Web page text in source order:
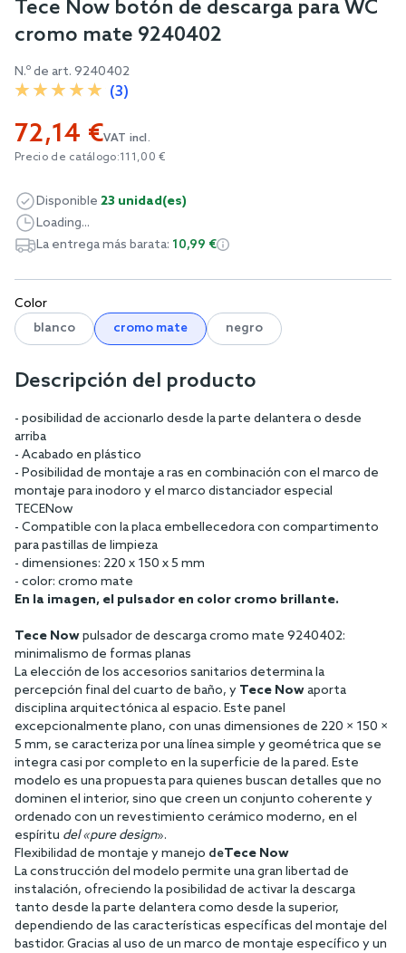
Skip
beginning
of
images
gallery
Tece Now botón de descarga para WC
cromo mate 9240402
N.º de art. 9240402
(3)
72,14 €VAT incl.
Precio de catálogo:111,00 €
Color
blanco
cromo mate negro
Disponible 23 unidad(es)
Loading...
La entrega más barata: 10,99 €
Descripción del producto
- posibilidad de accionarlo desde la parte delantera o desde
arriba
- Acabado en plástico
- Posibilidad de montaje a ras en combinación con el marco de
montaje para inodoro y el marco distanciador especial
TECENow
- Compatible con la placa embellecedora con compartimento
para pastillas de limpieza
- dimensiones: 220 x 150 x 5 mm
- color: cromo mate
En la imagen, el pulsador en color cromo brillante.
Tece Nowpulsador de descarga cromo mate 9240402:
minimalismo de formas planas
La elección de los accesorios sanitarios determina la
percepción final del cuarto de baño, y Tece Nowaporta
disciplina arquitectónica al espacio. Este panel
excepcionalmente plano, con unas dimensiones de 220 × 150 ×
5 mm, se caracteriza por una línea simple y geométrica que se
integra casi por completo en la superficie de la pared. Este
modelo es una propuesta para quienes buscan detalles que no
dominen el interior, sino que creen un conjunto coherente y
ordenado con un revestimiento cerámico moderno, en el
espíritu del «pure design».
Flexibilidad de montaje y manejo deTece Now
La construcción del modelo permite una gran libertad de
instalación, ofreciendo la posibilidad de activar la descarga
tanto desde la parte delantera como desde la superior,
dependiendo de las características específicas del montaje del
bastidor. Gracias al uso de un marco de montaje específico y un